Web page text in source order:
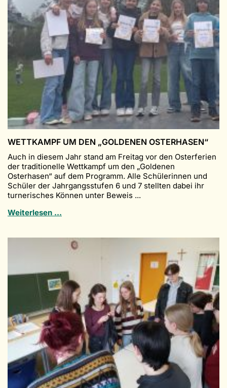
WETTKAMPF UM DEN „GOLDENEN OSTERHASEN“
Auch in diesem Jahr stand am Freitag vor den Osterferien
der traditionelle Wettkampf um den „Goldenen
Osterhasen“ auf dem Programm. Alle Schülerinnen und
Schüler der Jahrgangsstufen 6 und 7 stellten dabei ihr
turnerisches Können unter Beweis ...
Weiterlesen …
„Goldenen
Osterhasen“